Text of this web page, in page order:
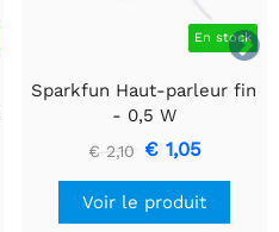

En stock
Sparkfun Haut-parleur fin
- 0,5 W
€ 2,10 € 1,05
Voir le produit